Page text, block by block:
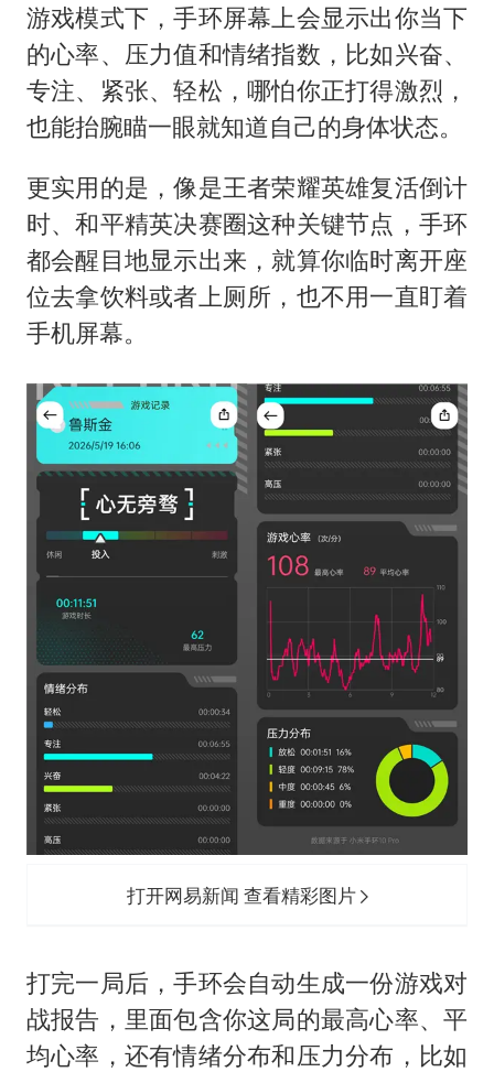
游戏模式下，手环屏幕上会显示出你当下
的心率、压力值和情绪指数，比如兴奋、
专注、紧张、轻松，哪怕你正打得激烈，
也能抬腕瞄一眼就知道自己的身体状态。
更实用的是，像是王者荣耀英雄复活倒计
时、和平精英决赛圈这种关键节点，手环
都会醒目地显示出来，就算你临时离开座
位去拿饮料或者上厕所，也不用一直盯着
手机屏幕。
打开网易新闻 查看精彩图片
打完一局后，手环会自动生成一份游戏对
战报告，里面包含你这局的最高心率、平
均心率，还有情绪分布和压力分布，比如